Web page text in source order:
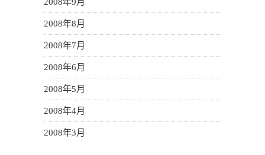
2008年8月
2008年7月
2008年6月
2008年5月
2008年4月
2008年3月